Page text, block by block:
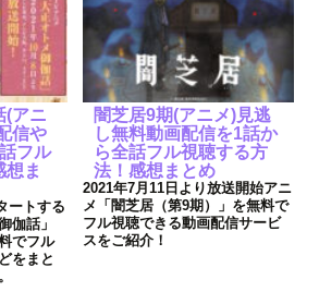
(アニ
信や
フル
想ま
ートする
伽話」
でフル
をまと
闇芝居9期(アニメ)見逃
し無料動画配信を1話か
ら全話フル視聴する方
法！感想まとめ
2021年7月11日より放送開始アニ
メ「闇芝居（第9期）」を無料で
フル視聴できる動画配信サービ
スをご紹介！